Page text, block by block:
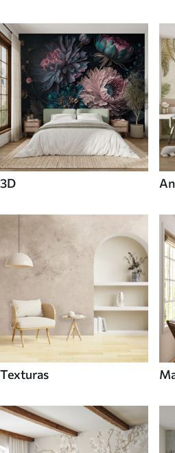
3D
Texturas